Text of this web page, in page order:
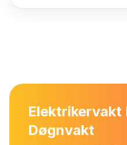
Elektrikervakt
Døgnvakt